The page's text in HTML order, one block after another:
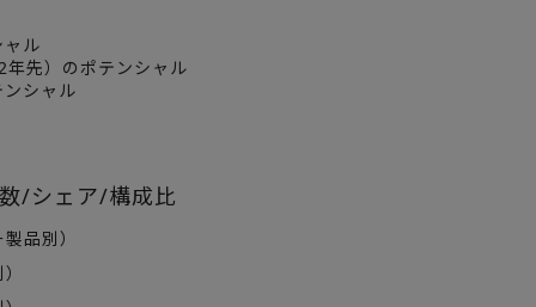
ル
先）のポテンシャル
シャル
/シェア/構成比
品別）